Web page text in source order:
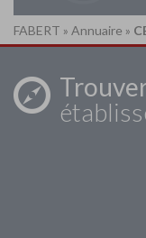
FABERT » Annuaire »